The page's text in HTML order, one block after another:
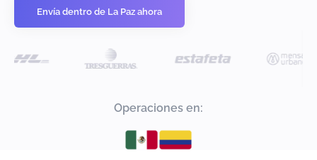
Envía dentro de La Paz ahora
Operaciones en: